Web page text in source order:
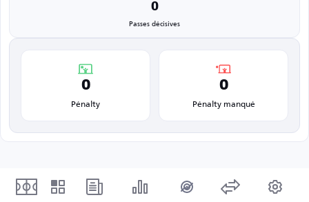
0
Passes décisives
0
Pénalty
0
Pénalty manqué